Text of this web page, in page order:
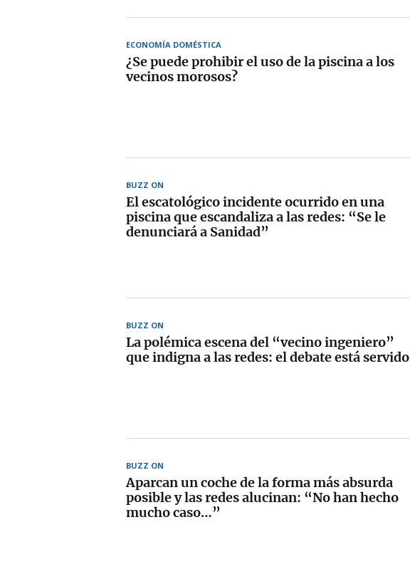
ECONOMÍA DOMÉSTICA
¿Se puede prohibir el uso de la piscina a los
vecinos morosos?
BUZZ ON
El escatológico incidente ocurrido en una
piscina que escandaliza a las redes: “Se le
denunciará a Sanidad”
BUZZ ON
La polémica escena del “vecino ingeniero”
que indigna a las redes: el debate está servido
BUZZ ON
Aparcan un coche de la forma más absurda
posible y las redes alucinan: “No han hecho
mucho caso…”